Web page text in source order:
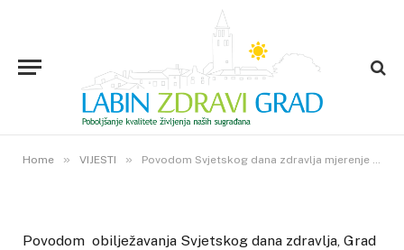
Home » VIJESTI » Povodom Svjetskog dana zdravlja mjerenje tlaka i kontrola šećera u krvi za sve sugrađane
Povodom Svjetskog dana
zdravlja mjerenje tlaka i kontrola
šećera u krvi za sve sugrađane
10. TRAVNJA 2015. 1VIEWS
Povodom obilježavanja Svjetskog dana zdravlja, Grad